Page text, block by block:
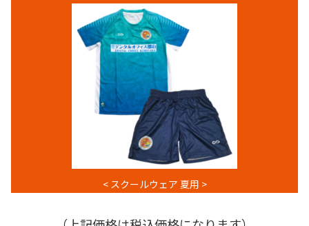
< スクールウェア 夏用 >